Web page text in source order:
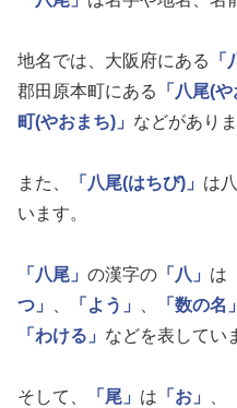
地名では、大阪府にある
郡田原本町にある
「八尾(や
町(やおまち)」 などがありま
また、 「八尾(はちび)」 は
います。
「八尾」 の漢字の 「八」 は
つ」
、 「よう」 、 「数の名」
「わける」 などを表してい
そして、 「尾」 は 「お」 、